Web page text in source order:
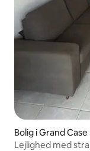
Bolig i Grand Case
Lejlighed med